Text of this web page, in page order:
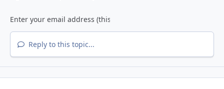
Reply to this topic...